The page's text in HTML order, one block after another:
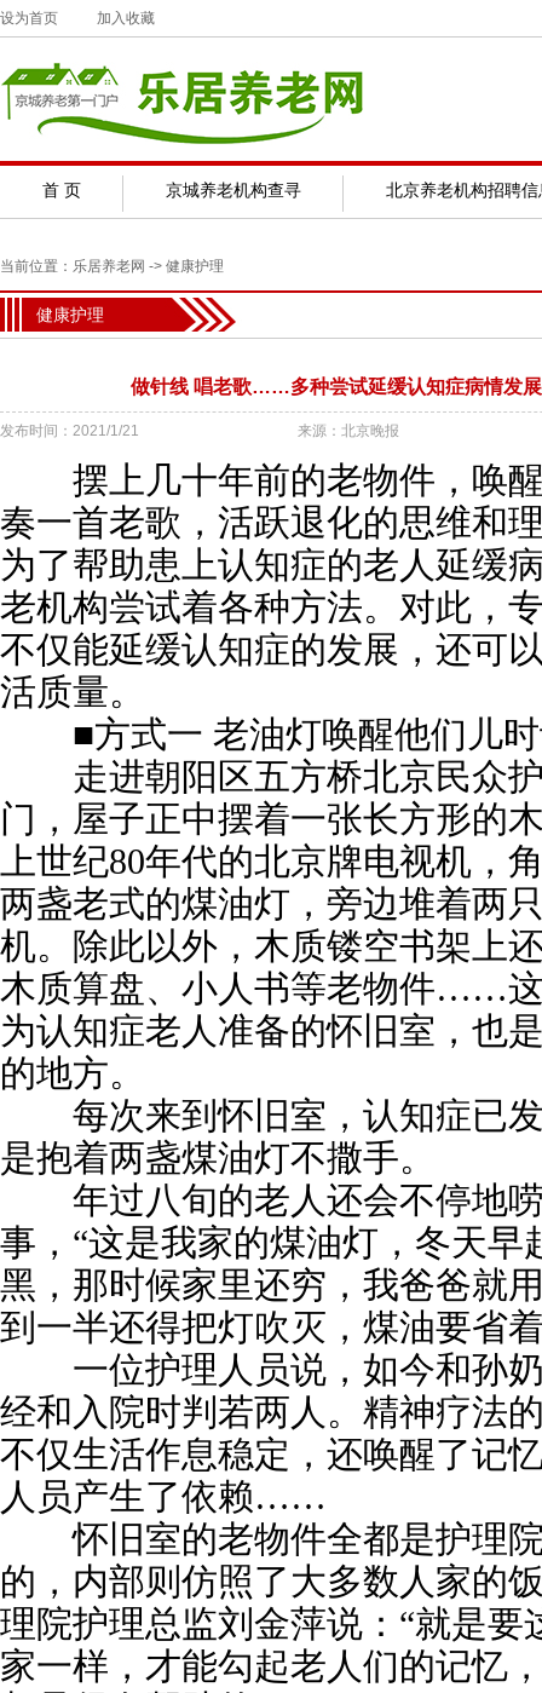
设为首页 加入收藏
首 页 京城养老机构查寻 北京养老机构招聘信
当前位置： 乐居养老网 -> 健康护理
健康护理
做针线 唱老歌……多种尝试延缓认知症病情发
发布时间：2021/1/21 来源：北京晚报
摆上几十年前的老物件，唤醒
奏一首老歌，活跃退化的思维
为了帮助患上认知症的老人延缓
老机构尝试着各种方法。对此，
不仅能延缓认知症的发展，还可
活质量。
■方式一 老油灯唤醒他们儿时
走进朝阳区五方桥北京民众护
门，屋子正中摆着一张长方形的
上世纪80年代的北京牌电视机，
两盏老式的煤油灯，旁边堆着两
机。除此以外，木质镂空书架上
木质算盘、小人书等老物件……
为认知症老人准备的怀旧室，也
的地方。
每次来到怀旧室，认知症已发
是抱着两盏煤油灯不撒手。
年过八旬的老人还会不停地唠
事，“这是我家的煤油灯，冬天早
黑，那时候家里还穷，我爸爸就
到一半还得把灯吹灭，煤油要省
一位护理人员说，如今和孙奶
经和入院时判若两人。精神疗法
不仅生活作息稳定，还唤醒了记
人员产生了依赖……
怀旧室的老物件全都是护理院
的，内部则仿照了大多数人家的
理院护理总监刘金萍说：“就是要
家一样，才能勾起老人们的记忆